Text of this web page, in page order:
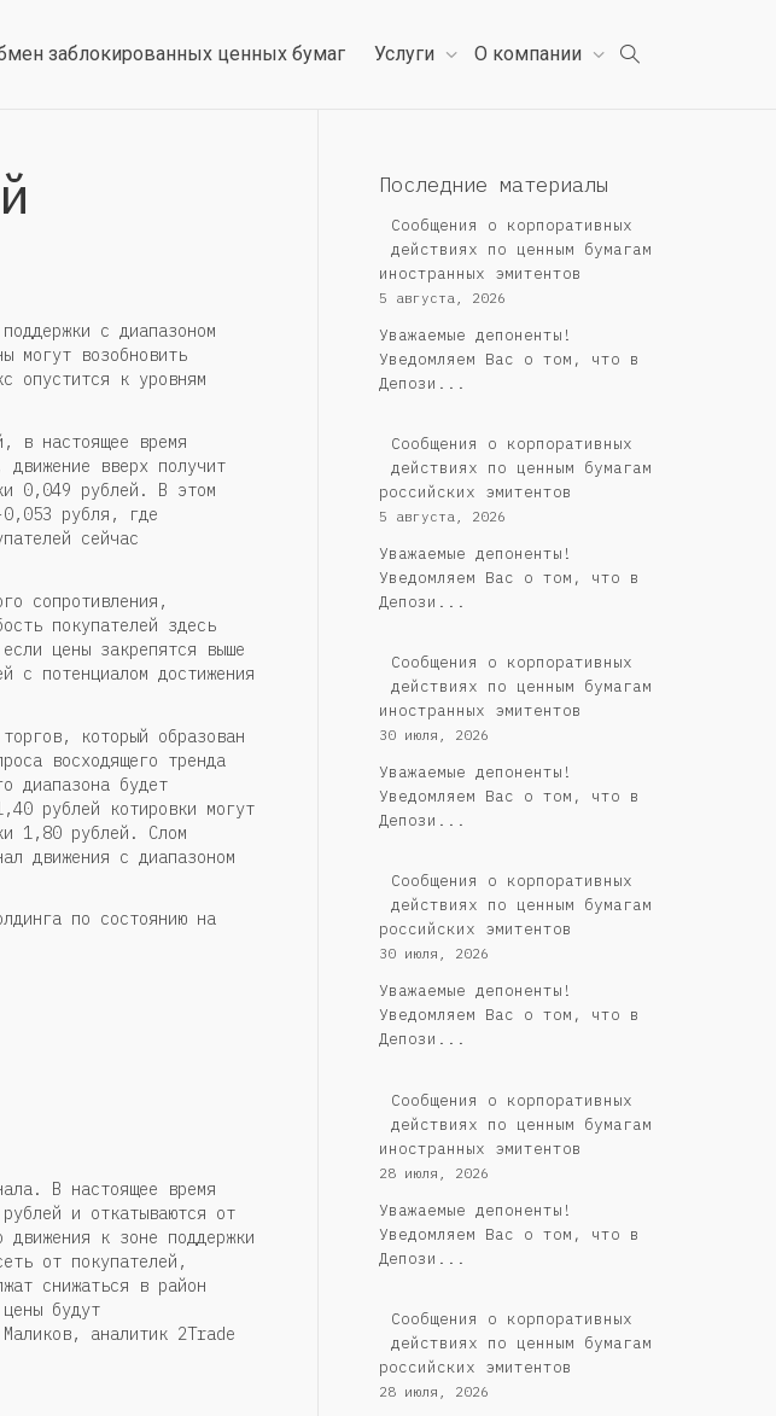
заблокированных ценных бумаг Услуги О компании
с диапазоном
могут возобновить
опустится к уровням
в настоящее время
движение вверх получит
0,049 рублей. В этом
0,053 рубля, где
сейчас
сопротивления,
покупателей здесь
цены закрепятся выше
с потенциалом достижения
который образован
восходящего тренда
диапазона будет
рублей котировки могут
1,80 рублей. Слом
движения с диапазоном
по состоянию на
В настоящее время
и откатываются от
движения к зоне поддержки
от покупателей,
снижаться в район
будут
аналитик 2Trade
Последние материалы
Сообщения о корпоративных
действиях по ценным бумагам
иностранных эмитентов
5 августа, 2026
Уважаемые депоненты!
Уведомляем Вас о том, что в
Депози...
Cообщения о корпоративных
действиях по ценным бумагам
российских эмитентов
5 августа, 2026
Уважаемые депоненты!
Уведомляем Вас о том, что в
Депози...
Сообщения о корпоративных
действиях по ценным бумагам
иностранных эмитентов
30 июля, 2026
Уважаемые депоненты!
Уведомляем Вас о том, что в
Депози...
Cообщения о корпоративных
действиях по ценным бумагам
российских эмитентов
30 июля, 2026
Уважаемые депоненты!
Уведомляем Вас о том, что в
Депози...
Сообщения о корпоративных
действиях по ценным бумагам
иностранных эмитентов
28 июля, 2026
Уважаемые депоненты!
Уведомляем Вас о том, что в
Депози...
Cообщения о корпоративных
действиях по ценным бумагам
российских эмитентов
28 июля, 2026